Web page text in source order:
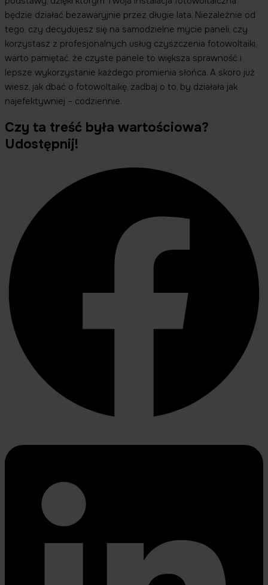
będzie działać bezawaryjnie przez długie lata. Niezależnie od
tego, czy decydujesz się na samodzielne mycie paneli, czy
korzystasz z profesjonalnych usług czyszczenia fotowoltaiki,
warto pamiętać, że czyste panele to większa sprawność i
lepsze wykorzystanie każdego promienia słońca. A skoro już
wiesz, jak dbać o fotowoltaikę, zadbaj o to, by działała jak
najefektywniej – codziennie.
Czy ta treść była wartościowa?
Udostępnij!